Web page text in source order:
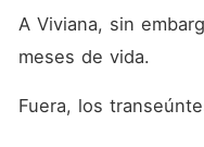
A Viviana, sin
meses de vida.
Fuera, los